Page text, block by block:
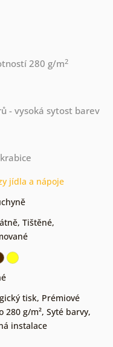
280 g/m2
- vysoká sytost barev
jídla a nápoje
, Tištěné,
tisk, Prémiové
280 g/m², Syté barvy,
instalace